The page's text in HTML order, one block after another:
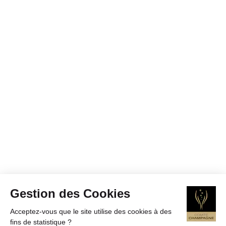
Gestion des Cookies
Acceptez-vous que le site utilise des cookies à des
fins de statistique ?